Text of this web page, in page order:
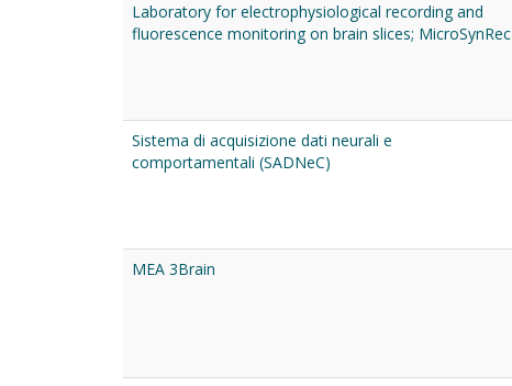
Laboratory for electrophysiological recording and
fluorescence monitoring on brain slices; MicroSynRec
Sistema di acquisizione dati neurali e
comportamentali (SADNeC)
MEA 3Brain